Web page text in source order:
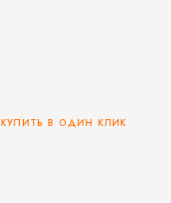
КУПИТЬ В ОДИН КЛИК